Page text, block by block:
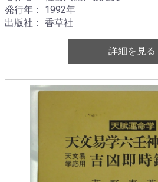
発行年： 1992年
出版社： 香草社
詳細を見る